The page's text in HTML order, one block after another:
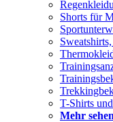
Shorts für
T-Shirts
Mehr